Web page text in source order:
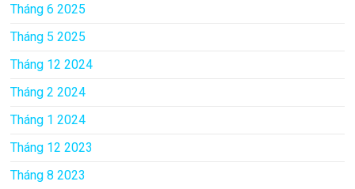
Tháng 6 2025
Tháng 5 2025
Tháng 12 2024
Tháng 2 2024
Tháng 1 2024
Tháng 12 2023
Tháng 8 2023